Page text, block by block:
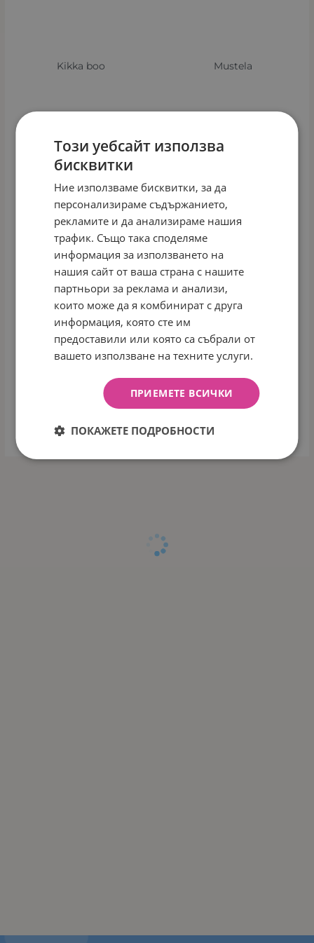
Kikka boo Mustela
Pampers Pufies
Sudocrem
wooden spoon Бебо
Бочко Д-р Павлович
Пижо и Пенда
Този уебсайт използва
бисквитки
Ние използваме бисквитки, за да
персонализираме съдържанието,
рекламите и да анализираме нашия
трафик. Също така споделяме
информация за използването на
нашия сайт от ваша страна с нашите
партньори за реклама и анализи,
които може да я комбинират с друга
информация, която сте им
предоставили или която са събрали от
вашето използване на техните услуги.
ПРИЕМЕТЕ ВСИЧКИ
ПОКАЖЕТЕ ПОДРОБНОСТИ